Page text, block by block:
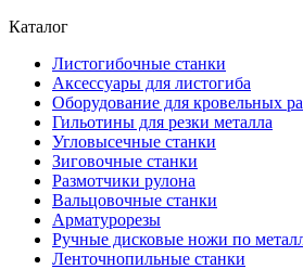
Каталог
Листогибочные станки
Аксессуары для листогиба
Оборудование для кровельных
Гильотины для резки металла
Угловысечные станки
Зиговочные станки
Размотчики рулона
Вальцовочные станки
Арматурорезы
Ручные дисковые ножи по
Ленточнопильные станки